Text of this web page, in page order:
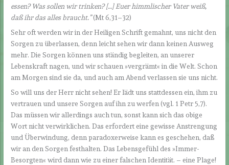
essen? Was sollen wir trinken? […] Euer himmlischer Vater weiß,
daß ihr das alles braucht.”(Mt 6,31–32)
Sehr oft werden wir in der Heiligen Schrift gemahnt, uns nicht den
Sorgen zu überlassen, denn leicht sehen wir dann keinen Ausweg
mehr. Die Sorgen können uns ständig begleiten, an unserer
Lebenskraft nagen, und wir schauen »vergrämt« in die Welt. Schon
am Morgen sind sie da, und auch am Abend verlassen sie uns nicht.
So will uns der Herr nicht sehen! Er lädt uns stattdessen ein, ihm zu
vertrauen und unsere Sorgen auf ihn zu werfen (vgl. 1 Petr 5,7).
Das müssen wir allerdings auch tun, sonst kann sich das obige
Wort nicht verwirklichen. Das erfordert eine gewisse Anstrengung
und Überwindung, denn paradoxerweise kann es geschehen, daß
wir an den Sorgen festhalten. Das Lebensgefühl des »Immer-
Besorgten« wird dann wie zu einer falschen Identität. – eine Plage!